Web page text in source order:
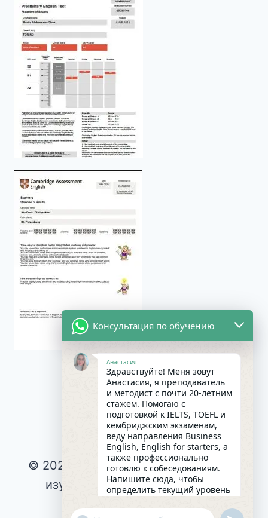
© 2026 Интересное и эффективное
изучение английского языка |
Консультация по обучению
Анастасия
Здравствуйте! Меня зовут
Анастасия, я преподаватель
и методист с почти 20-летним
стажем. Помогаю с
подготовкой к IELTS, TOEFL и
кембриджским экзаменам,
веду направления Business
English, English for starters, а
также профессионально
готовлю к собеседованиям.
Напишите сюда, чтобы
определить текущий уровень
английского и составить
индивидуальный план